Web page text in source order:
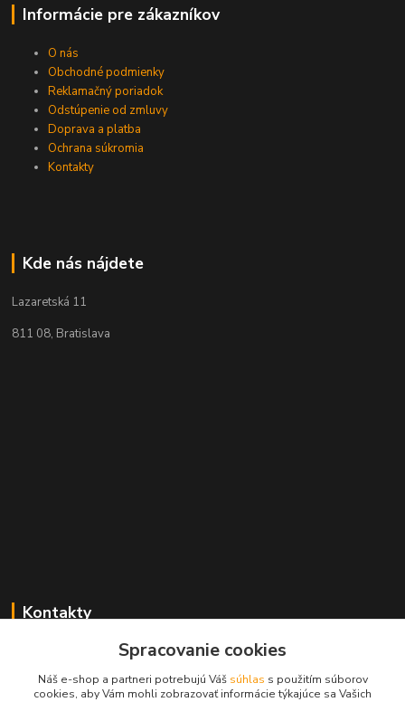
Informácie pre zákazníkov
O nás
Obchodné podmienky
Reklamačný poriadok
Odstúpenie od zmluvy
Doprava a platba
Ochrana súkromia
Kontakty
Kde nás nájdete
Lazaretská 11
811 08, Bratislava
Kontakty
+421 2 529 67 411
(Po - Pia: 10:00 - 17:30)
Spracovanie cookies
Náš e-shop a partneri potrebujú Váš súhlas s použitím súborov
cookies, aby Vám mohli zobrazovať informácie týkajúce sa Vašich